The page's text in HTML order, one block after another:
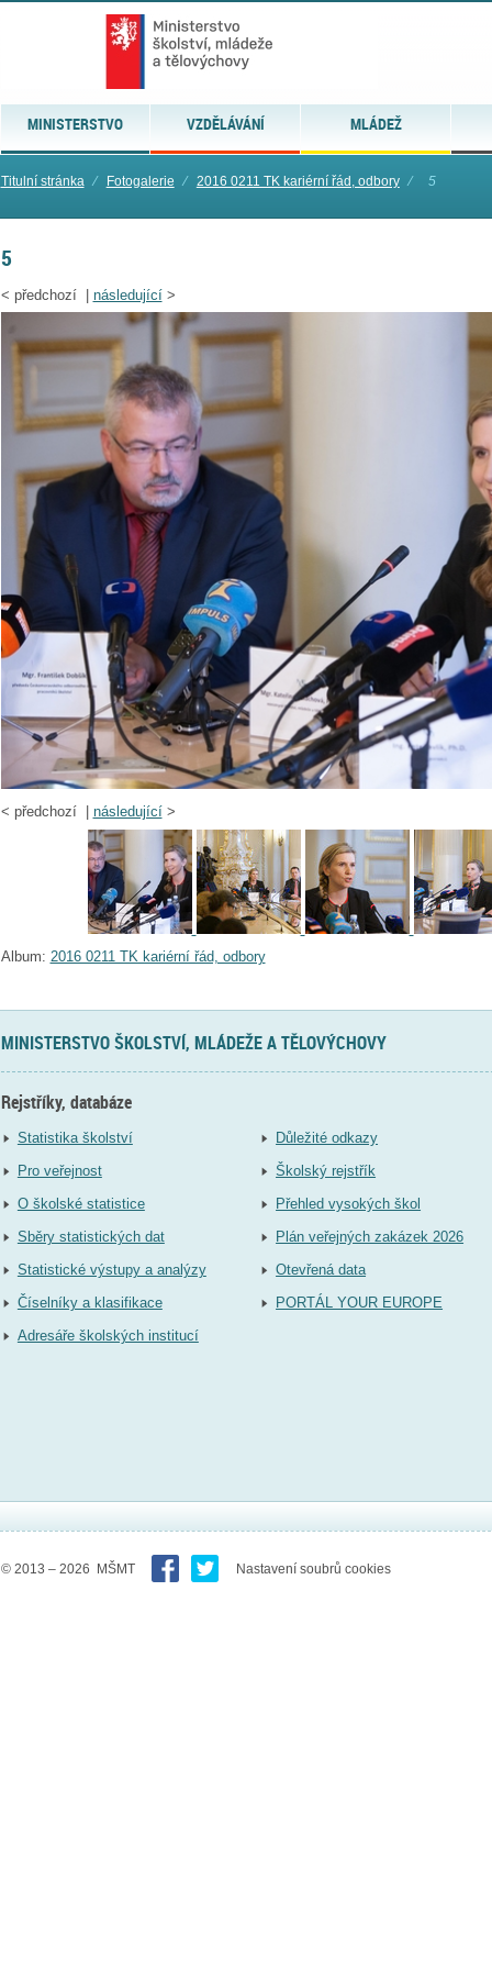
MINISTERSTVO VZDĚLÁVÁNÍ MLÁDEŽ
Titulní stránka ⁄ Fotogalerie ⁄ 2016 0211 TK kariérní řád, odbory ⁄ 5
5
< předchozí | následující>
< předchozí | následující>
Album: 2016 0211 TK kariérní řád, odbory
MINISTERSTVO ŠKOLSTVÍ, MLÁDEŽE A TĚLOVÝCHOVY
Rejstříky, databáze
Statistika školství
Pro veřejnost
O školské statistice
Sběry statistických dat
Statistické výstupy a analýzy
Číselníky a klasifikace
Adresáře školských institucí
Důležité odkazy
Školský rejstřík
Přehled vysokých škol
Plán veřejných zakázek 2026
Otevřená data
PORTÁL YOUR EUROPE
© 2013 – 2026 MŠMT Nastavení soubrů cookies